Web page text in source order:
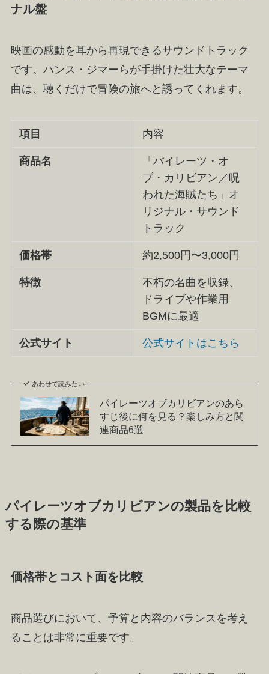
ナル盤
映画の感動を耳から再現できるサウンドトラック
です。ハンス・ジマーらが手掛けた壮大なテーマ
曲は、聴くだけで冒険の旅へと誘ってくれます。
項目 内容
商品名
「パイレーツ・オ
ブ・カリビアン／呪
われた海賊たち」オ
リジナル・サウンド
トラック
価格帯 約2,500円〜3,000円
特徴
不朽の名曲を収録、
ドライブや作業用
BGMに最適
公式サイト 公式サイトはこちら
あわせて読みたい
パイレーツオブカリビアンのあら
すじ後に何を見る？楽しみ方と関
連商品6選
パイレーツオブカリビアンの製品を比較
する際の基準
価格帯とコスト面を比較
商品選びにおいて、予算と内容のバランスを考え
ることは非常に重要です。